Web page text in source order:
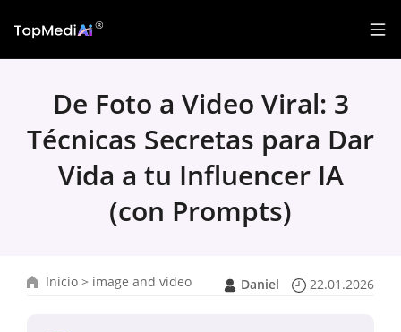
De Foto a Video Viral: 3
Técnicas Secretas para Dar
Vida a tu Influencer IA
(con Prompts)
Inicio > image and video Daniel 22.01.2026